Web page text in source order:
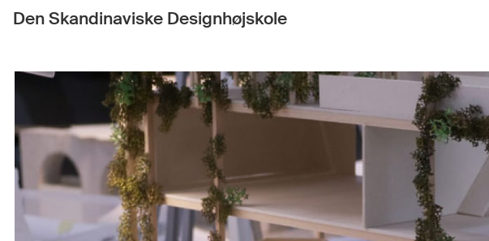
Den Skandinaviske Designhøjskole